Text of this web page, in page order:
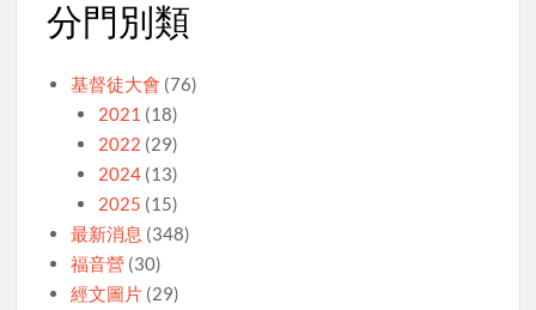
分門別類
基督徒大會 (76)
2021 (18)
2022 (29)
2024(13)
2025 (15)
最新消息 (348)
福音營 (30)
經文圖片 (29)